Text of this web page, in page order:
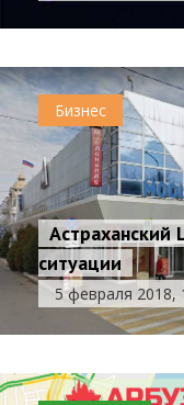
Бизнес
Астраханский
ситуации
5 февраля 2018,